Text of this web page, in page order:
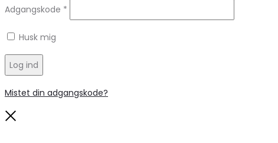
Adgangskode *
Husk mig
Log ind
Mistet din adgangskode?